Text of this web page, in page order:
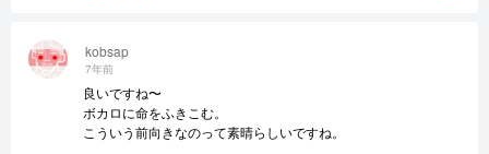
kobsap
7年前
良いですね〜
ボカロに命をふきこむ。
こういう前向きなのって素晴らしいですね。